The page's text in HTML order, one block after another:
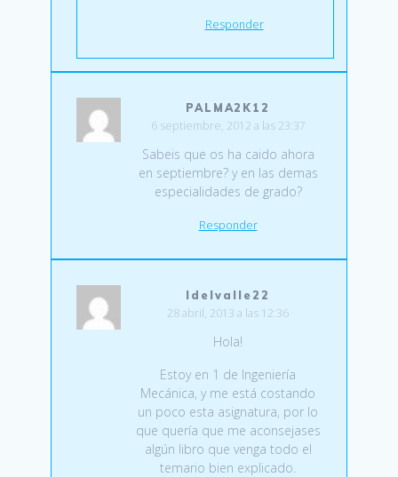
Responder
PALMA2K12
6 septiembre, 2012 a las 23:37
Sabeis que os ha caido ahora
en septiembre? y en las demas
especialidades de grado?
Responder
Idelvalle22
28 abril, 2013 a las 12:36
Hola!
Estoy en 1 de Ingeniería
Mecánica, y me está costando
un poco esta asignatura, por lo
que quería que me aconsejases
algún libro que venga todo el
temario bien explicado.